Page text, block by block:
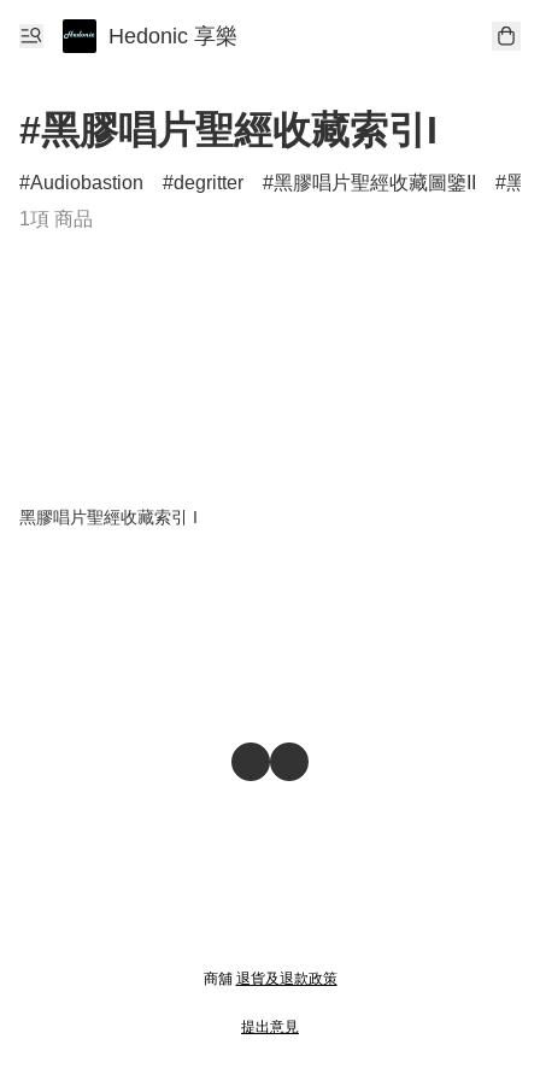
Hedonic 享樂
#黑膠唱片聖經收藏索引I
Audiobastion degritter 黑膠唱片聖經收藏圖鑒II
黑
1項 商品
黑膠唱片聖經收藏索引 I
商舖 退貨及退款政策
提出意見